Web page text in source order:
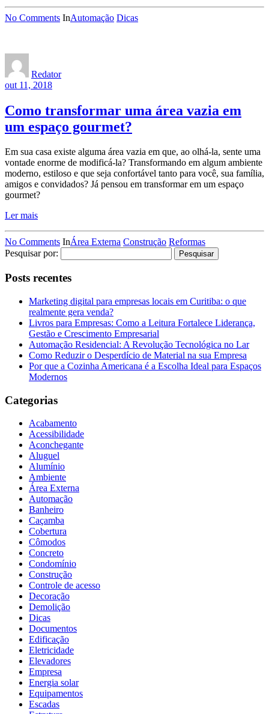
No Comments InAutomação Dicas
Redator
out 11, 2018
Como transformar uma área vazia em
um espaço gourmet?
Em sua casa existe alguma área vazia em que, ao olhá-la, sente uma
vontade enorme de modificá-la? Transformando em algum ambiente
moderno, estiloso e que seja confortável tanto para você, sua família,
amigos e convidados? Já pensou em transformar em um espaço
gourmet?
Ler mais
No Comments InÁrea Externa Construção Reformas
Pesquisar por:
Posts recentes
Marketing digital para empresas locais em Curitiba: o que
realmente gera venda?
Livros para Empresas: Como a Leitura Fortalece Liderança,
Gestão e Crescimento Empresarial
Automação Residencial: A Revolução Tecnológica no Lar
Como Reduzir o Desperdício de Material na sua Empresa
Por que a Cozinha Americana é a Escolha Ideal para Espaços
Modernos
Categorias
Acabamento
Acessibilidade
Aconchegante
Aluguel
Alumínio
Ambiente
Área Externa
Automação
Banheiro
Caçamba
Cobertura
Cômodos
Concreto
Condomínio
Construção
Controle de acesso
Decoração
Demolição
Dicas
Documentos
Edificação
Eletricidade
Elevadores
Empresa
Energia solar
Equipamentos
Escadas